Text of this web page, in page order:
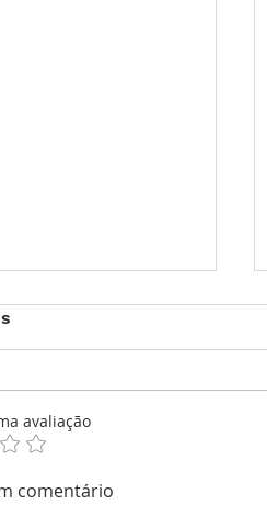
de
avaliação
comentário